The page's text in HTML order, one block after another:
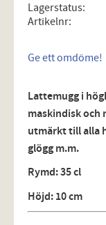
Lagerstatus
Artikelnr
Ge ett omdöme!
Lattemugg i
maskindisk och
utmärkt till alla
glögg m.m.
Rymd: 35 cl
Höjd: 10 cm